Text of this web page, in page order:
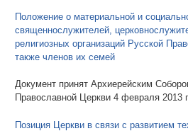
Положение о материальной и
священнослужителей,
религиозных организаций Русской
также членов их семей
Документ принят Архиерейским
Православной Церкви 4 февраля 2013
Позиция Церкви в связи с развитием